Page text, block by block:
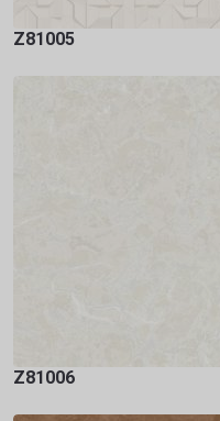
Z81005
Z81006